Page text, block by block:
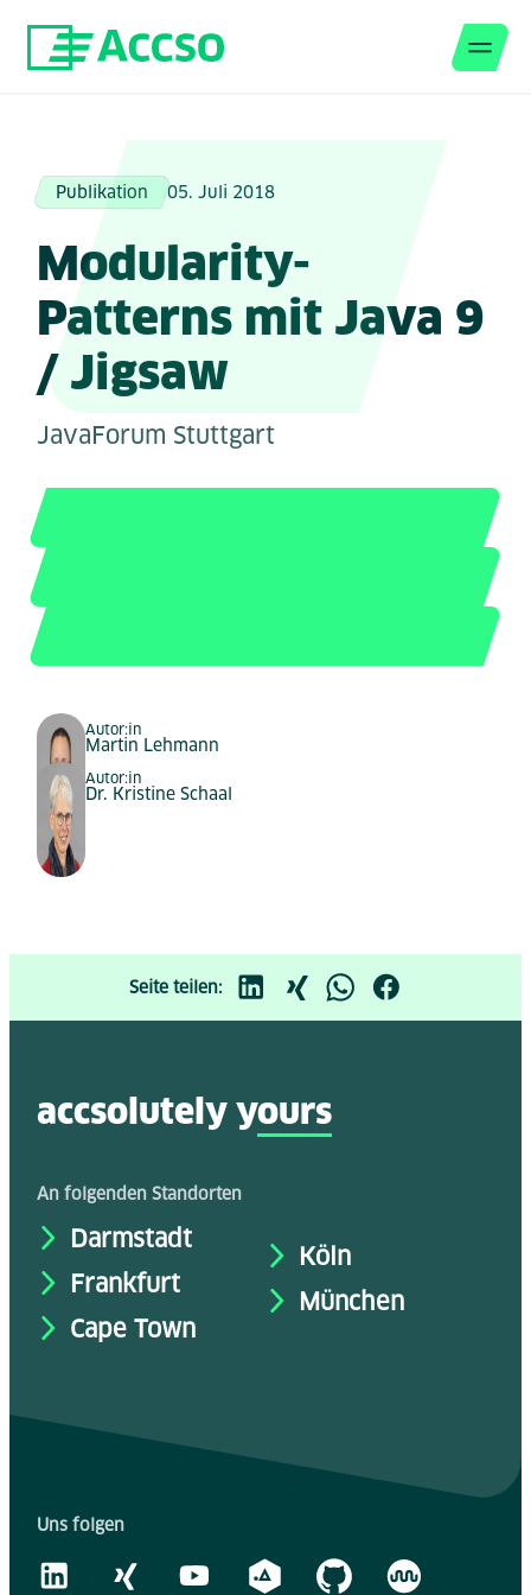
Publikation 05. Juli 2018
Modularity-
Patterns mit Java 9
/ Jigsaw
JavaForum Stuttgart
Autor:in
Martin Lehmann
Autor:in
Dr. Kristine Schaal
Seite teilen:
accsolutely yours
An folgenden Standorten
Darmstadt
Frankfurt
Cape Town
Köln
München
Uns folgen